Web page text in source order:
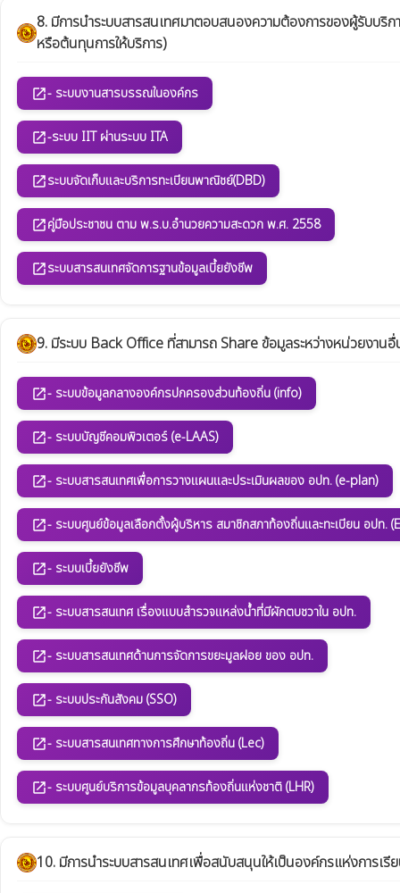
8. มีการนำระบบสารสนเทศมาตอบสนองความต้องการของผู้รับบ
หรือต้นทุนการให้บริการ)
open_in_new- ระบบงานสารบรรณในองค์กร
open_in_new-ระบบ IIT ผ่านระบบ ITA
open_in_newระบบจัดเก็บและบริการทะเบียนพาณิชย์(DBD)
open_in_newคู่มือประชาชน ตาม พ.ร.บ.อำนวยความสะดวก พ.ศ. 2558
open_in_newระบบสารสนเทศจัดการฐานข้อมูลเบี้ยยังชีพ
9. มีระบบ Back Office ที่สามารถ Share ข้อมูลระหว่างหน่วยงานอื่
open_in_new- ระบบข้อมูลกลางองค์กรปกครองส่วนท้องถิ่น (info)
open_in_new- ระบบบัญชีคอมพิวเตอร์ (e-LAAS)
open_in_new- ระบบสารสนเทศเพื่อการวางแผนและประเมินผลของ อปท. (e-plan)
open_in_new- ระบบศูนย์ข้อมูลเลือกตั้งผู้บริหาร สมาชิกสภาท้องถิ่นและทะเบียน อปท.
open_in_new- ระบบเบี้ยยังชีพ
open_in_new- ระบบสารสนเทศ เรื่องแบบสำรวจแหล่งน้ำที่มีผักตบชวาใน อปท.
open_in_new- ระบบสารสนเทศด้านการจัดการขยะมูลฝอย ของ อปท.
open_in_new- ระบบประกันสังคม (SSO)
open_in_new- ระบบสารสนเทศทางการศึกษาท้องถิ่น (Lec)
open_in_new- ระบบศูนย์บริการข้อมูลบุคลากรท้องถิ่นแห่งชาติ (LHR)
10. มีการนำระบบสารสนเทศเพื่อสนับสนุนให้เป็นองค์กรแห่งการเรี